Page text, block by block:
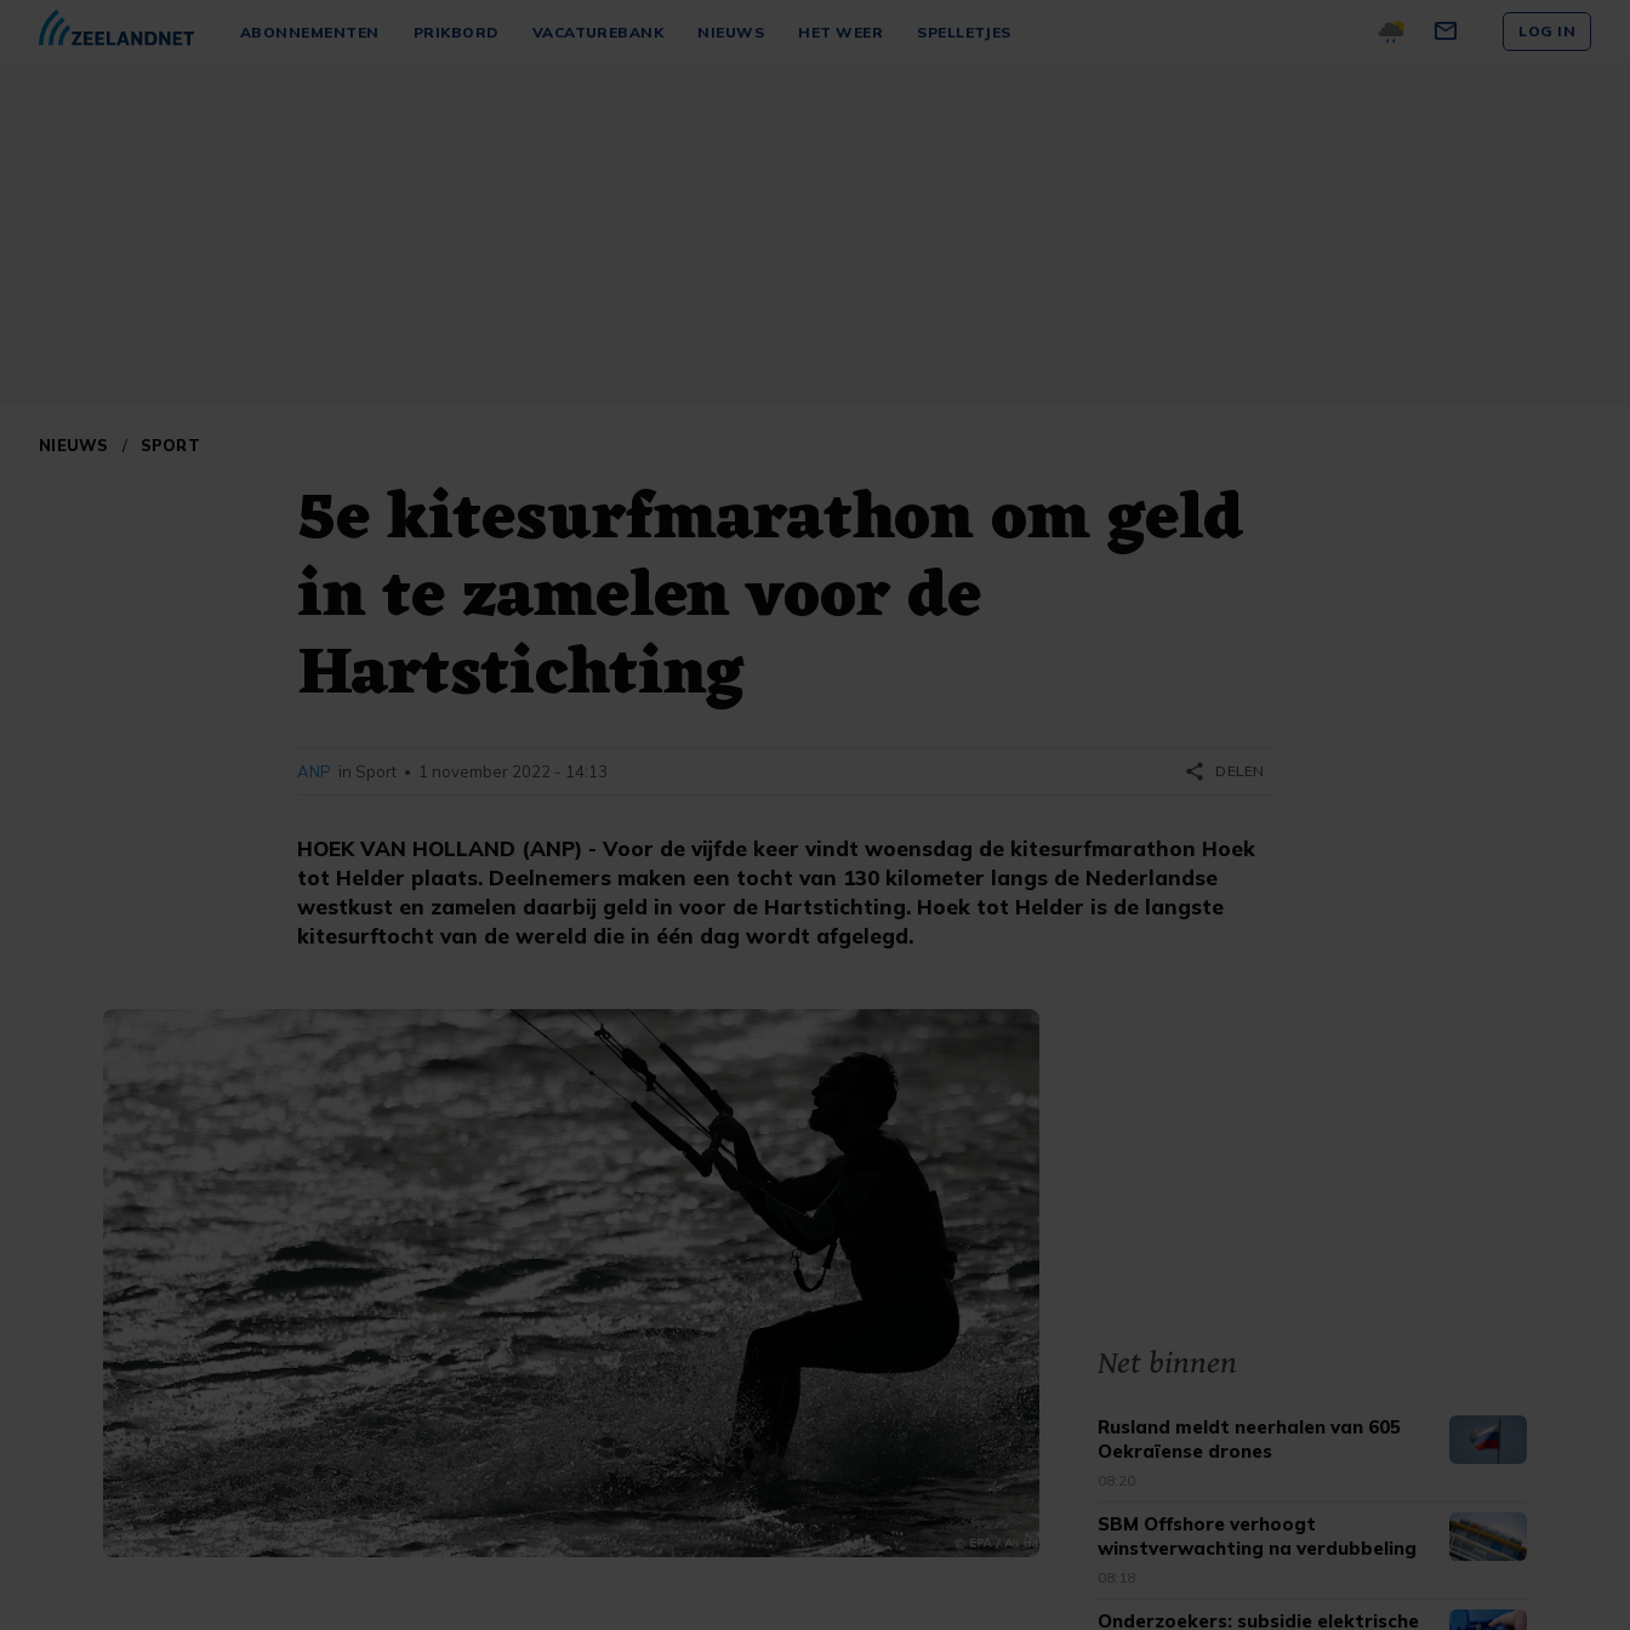
ABONNEMENTEN PRIKBORD VACATUREBANK NIEUWS HET WEER SPELLETJES LOG IN
NIEUWS / SPORT
5e kitesurfmarathon om geld
in te zamelen voor de
Hartstichting
HOEK VAN HOLLAND (ANP) - Voor de vijfde keer vindt woensdag de kitesurfmarathon Hoek
tot Helder plaats. Deelnemers maken een tocht van 130 kilometer langs de Nederlandse
westkust en zamelen daarbij geld in voor de Hartstichting. Hoek tot Helder is de langste
kitesurftocht van de wereld die in één dag wordt afgelegd.
ANP in Sport • 1 november 2022 - 14:13 share DELEN
Net binnen
Rusland meldt neerhalen van 605
Oekraïense drones
08:20
SBM Offshore verhoogt
winstverwachting na verdubbeling
omzet
08:18
Onderzoekers: subsidie elektrische